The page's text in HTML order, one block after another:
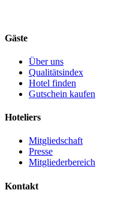
Gäste
Über uns
Qualitätsindex
Hotel finden
Gutschein kaufen
Hoteliers
Mitgliedschaft
Presse
Mitgliederbereich
Kontakt